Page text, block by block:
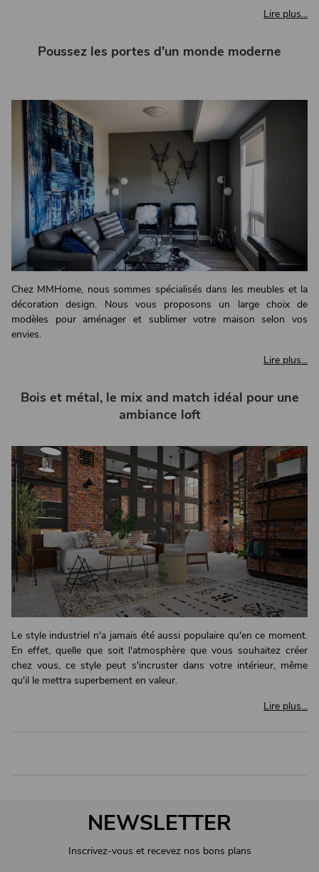
Lire plus...
Poussez les portes d'un monde moderne
Chez MMHome, nous sommes spécialisés dans les meubles et la
décoration design. Nous vous proposons un large choix de
modèles pour aménager et sublimer votre maison selon vos
envies.
Lire plus...
Bois et métal, le mix and match idéal pour une
ambiance loft
Le style industriel n'a jamais été aussi populaire qu'en ce moment.
En effet, quelle que soit l'atmosphère que vous souhaitez créer
chez vous, ce style peut s'incruster dans votre intérieur, même
qu'il le mettra superbement en valeur.
Lire plus...
NEWSLETTER
Inscrivez-vous et recevez nos bons plans